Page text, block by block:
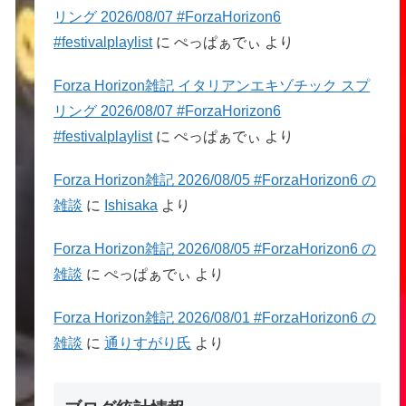
リング 2026/08/07 #ForzaHorizon6
#festivalplaylistにぺっぱぁでぃ より
Forza Horizon雑記 イタリアンエキゾチック スプ
リング 2026/08/07 #ForzaHorizon6
#festivalplaylistにぺっぱぁでぃ より
Forza Horizon雑記 2026/08/05 #ForzaHorizon6 の
雑談 に Ishisaka より
Forza Horizon雑記 2026/08/05 #ForzaHorizon6 の
雑談 にぺっぱぁでぃ より
Forza Horizon雑記 2026/08/01 #ForzaHorizon6 の
雑談 に通りすがり氏 より